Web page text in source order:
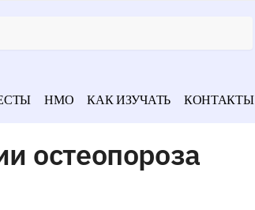
НМО КАК ИЗУЧАТЬ КОНТАКТЫ
остеопороза